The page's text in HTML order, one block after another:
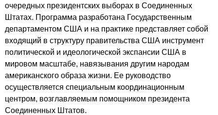
очередных президентских выборах в Соединенных
Штатах. Программа разработана Государственным
департаментом США и на практике представляет собой
входящий в структуру правительства США инструмент
политической и идеологической экспансии США в
мировом масштабе, навязывания другим народам
американского образа жизни. Ее руководство
осуществляется специальным координационным
центром, возглавляемым помощником президента
Соединенных Штатов.